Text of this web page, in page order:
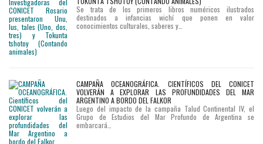
Se trata de los primeros libros numéricos ilustrados
destinados a infancias wichí que ponen en valor
conocimientos culturales, saberes y…
CAMPAÑA OCEANOGRÁFICA. CIENTÍFICOS DEL CONICET
VOLVERÁN A EXPLORAR LAS PROFUNDIDADES DEL MAR
ARGENTINO A BORDO DEL FALKOR
Luego del impacto de la campaña Talud Continental IV, el
Grupo de Estudios del Mar Profundo de Argentina se
embarcará…